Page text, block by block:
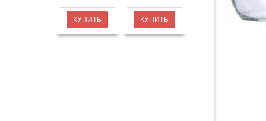
КУПИТЬ КУПИТЬ